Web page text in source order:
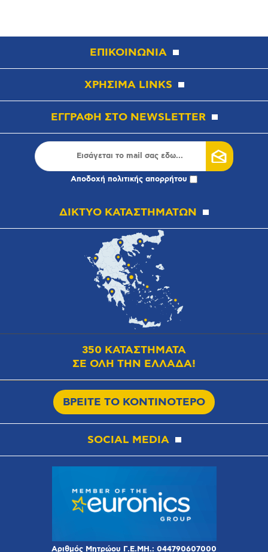
ΕΠΙΚΟΙΝΩΝΙΑ
ΧΡΗΣΙΜΑ LINKS
ΕΓΓΡΑΦΗ ΣΤΟ NEWSLETTER
Αποδοχή πολιτικής απορρήτου
ΔΙΚΤΥΟ ΚΑΤΑΣΤΗΜΑΤΩΝ
350 ΚΑΤΑΣΤΗΜΑΤΑ
ΣΕ ΟΛΗ ΤΗΝ ΕΛΛΑΔΑ!
ΒΡΕΙΤΕ ΤΟ ΚΟΝΤΙΝΟΤΕΡΟ
SOCIAL MEDIA